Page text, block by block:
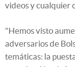
videos y cualquier
"Hemos visto
adversarios de
temáticas: la